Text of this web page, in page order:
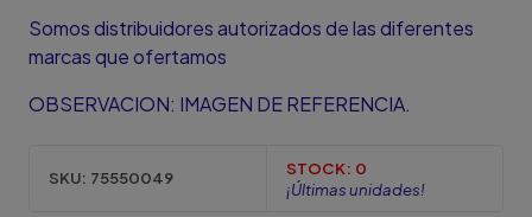
Somos distribuidores autorizados de las diferentes
marcas que ofertamos
OBSERVACION: IMAGEN DE REFERENCIA.
SKU: 75550049 STOCK: 0
¡Últimas unidades!